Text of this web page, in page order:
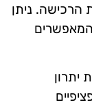
הרכישה. ניתן
המאפשרים
יתרון